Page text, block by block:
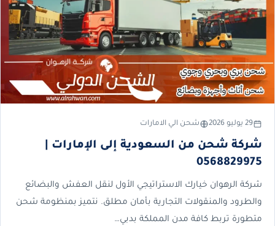
29 يوليو 2026 شحن الي الامارات
شركة شحن من السعودية إلى الإمارات |
0568829975
شركة الرهوان خيارك الاستراتيجي الأول لنقل العفش والبضائع
والطرود والمنقولات التجارية بأمان مطلق. نتميز بمنظومة شحن
متطورة تربط كافة مدن المملكة بدبي…